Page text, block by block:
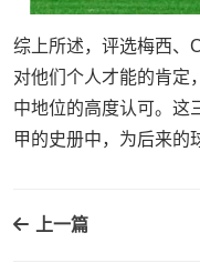
综上所述，评选梅西、
对他们个人才能的肯定
中地位的高度认可。这
甲的史册中，为后来的
上一篇